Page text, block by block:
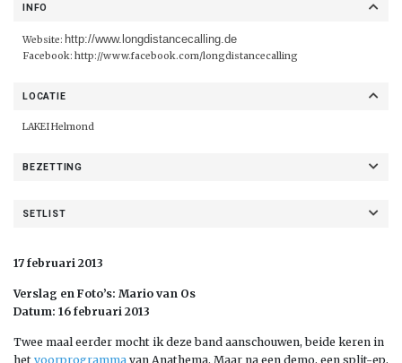
INFO
Website: http://www.longdistancecalling.de
Facebook: http://www.facebook.com/longdistancecalling
LOCATIE
LAKEI Helmond
BEZETTING
SETLIST
17 februari 2013
Verslag en Foto’s: Mario van Os
Datum: 16 februari 2013
Twee maal eerder mocht ik deze band aanschouwen, beide keren in
het voorprogramma van Anathema. Maar na een demo, een split-ep,